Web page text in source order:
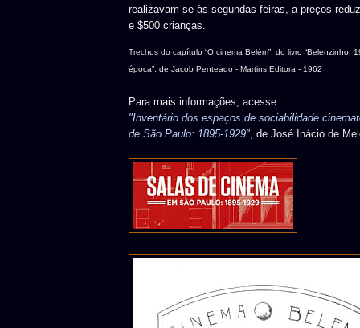
realizavam-se às segundas-feiras, a preços
e $500 crianças.
Trechos do capítulo “O cinema Belém”, do livro “Belenzinho,
época”, de Jacob Penteado - Martins Editora - 1962
Para mais informações, acesse :
"Inventário dos espaços de sociabilidade
de São Paulo: 1895-1929", de José Inácio de